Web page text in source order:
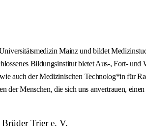
Mainz und bildet
Bildungsinstitut bietet Aus-, Fort-
auch der Medizinischen Technolog*in für
Menschen, die sich uns anvertrauen,
Trier e. V.